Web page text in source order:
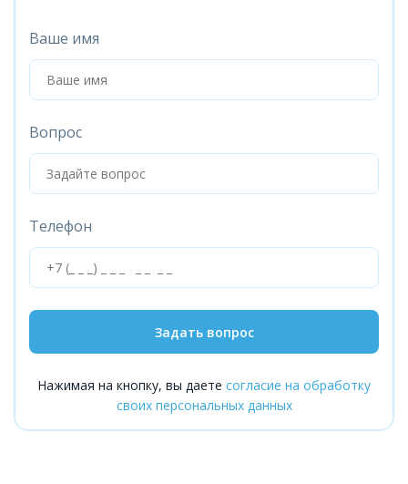
Ваше имя
Вопрос
Телефон
Задать вопрос
Нажимая на кнопку, вы даете согласие на обработку
своих персональных данных